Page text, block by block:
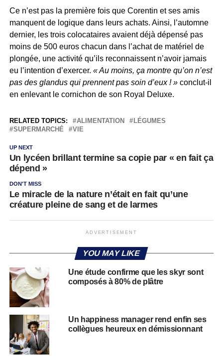
Ce n’est pas la première fois que Corentin et ses amis
manquent de logique dans leurs achats. Ainsi, l’automne
dernier, les trois colocataires avaient déjà dépensé pas
moins de 500 euros chacun dans l’achat de matériel de
plongée, une activité qu’ils reconnaissent n’avoir jamais
eu l’intention d’exercer. « Au moins, ça montre qu’on n’est
pas des glandus qui prennent pas soin d’eux ! »conclut-il
en enlevant le cornichon de son Royal Deluxe.
RELATED TOPICS: ALIMENTATION
LÉGUMES
SUPERMARCHÉ
VIE
UP NEXT
Un lycéen brillant termine sa copie par « en fait ça
dépend »
DON'T MISS
Le miracle de la nature n’était en fait qu’une
créature pleine de sang et de larmes
ADVERTISEMENT
YOU MAY LIKE
Une étude confirme que les skyr sont
composés à 80% de plâtre
Un happiness manager rend enfin ses
collègues heureux en démissionnant